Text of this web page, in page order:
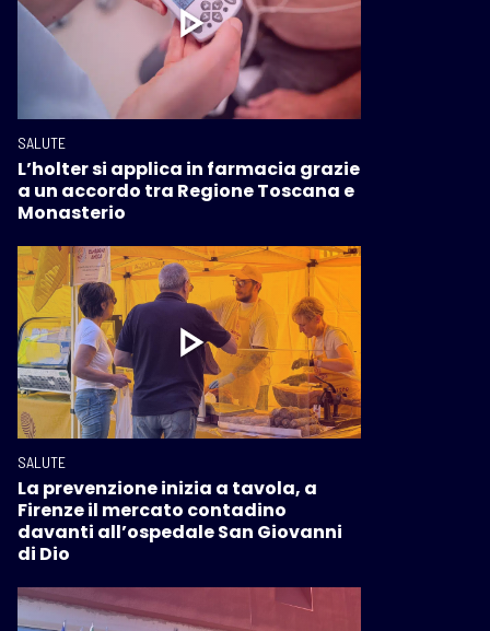
SALUTE
L’holter si applica in farmacia grazie
a un accordo tra Regione Toscana e
Monasterio
SALUTE
La prevenzione inizia a tavola, a
Firenze il mercato contadino
davanti all’ospedale San Giovanni
di Dio